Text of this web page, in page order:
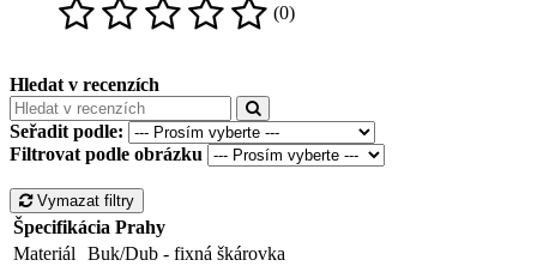
(0)
Hledat v recenzích
Seřadit podle:
Filtrovat podle obrázku
Vymazat filtry
Špecifikácia Prahy
Materiál
Buk/Dub - fixná škárovka